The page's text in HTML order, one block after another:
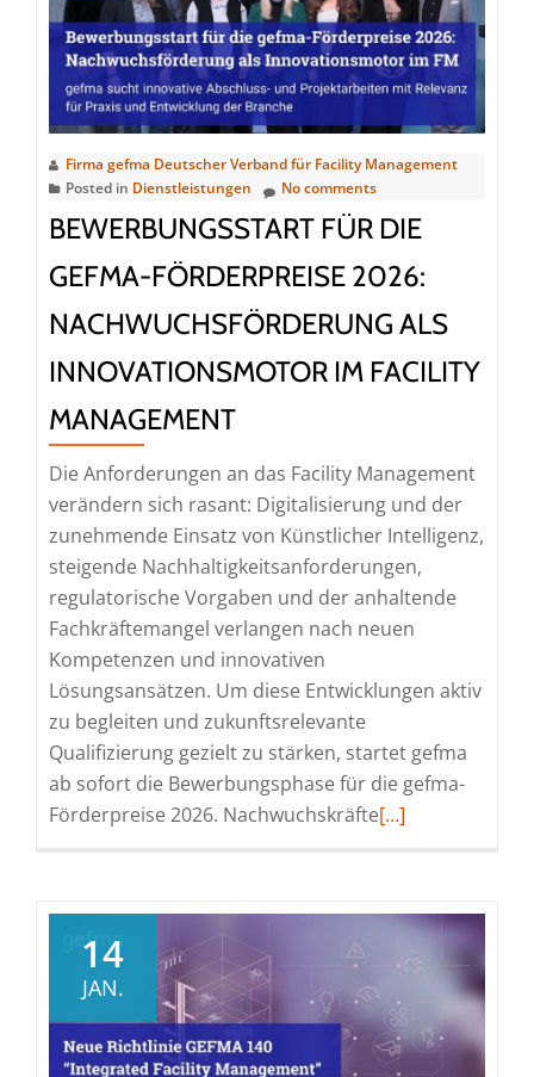
KRITIS-
Dachgesetz
für
das
Gesundheitswesen
Firma gefma Deutscher Verband für Facility Management
Posted in Dienstleistungen No comments
BEWERBUNGSSTART FÜR DIE
GEFMA-FÖRDERPREISE 2026:
NACHWUCHSFÖRDERUNG ALS
INNOVATIONSMOTOR IM FACILITY
MANAGEMENT
Die Anforderungen an das Facility Management
verändern sich rasant: Digitalisierung und der
zunehmende Einsatz von Künstlicher Intelligenz,
steigende Nachhaltigkeitsanforderungen,
regulatorische Vorgaben und der anhaltende
Fachkräftemangel verlangen nach neuen
Kompetenzen und innovativen
Lösungsansätzen. Um diese Entwicklungen aktiv
zu begleiten und zukunftsrelevante
Qualifizierung gezielt zu stärken, startet gefma
ab sofort die Bewerbungsphase für die gefma-
Förderpreise 2026. NachwuchskräfteRead
die
gefma-
Förderpreise
2026:
[…]
14
JAN.